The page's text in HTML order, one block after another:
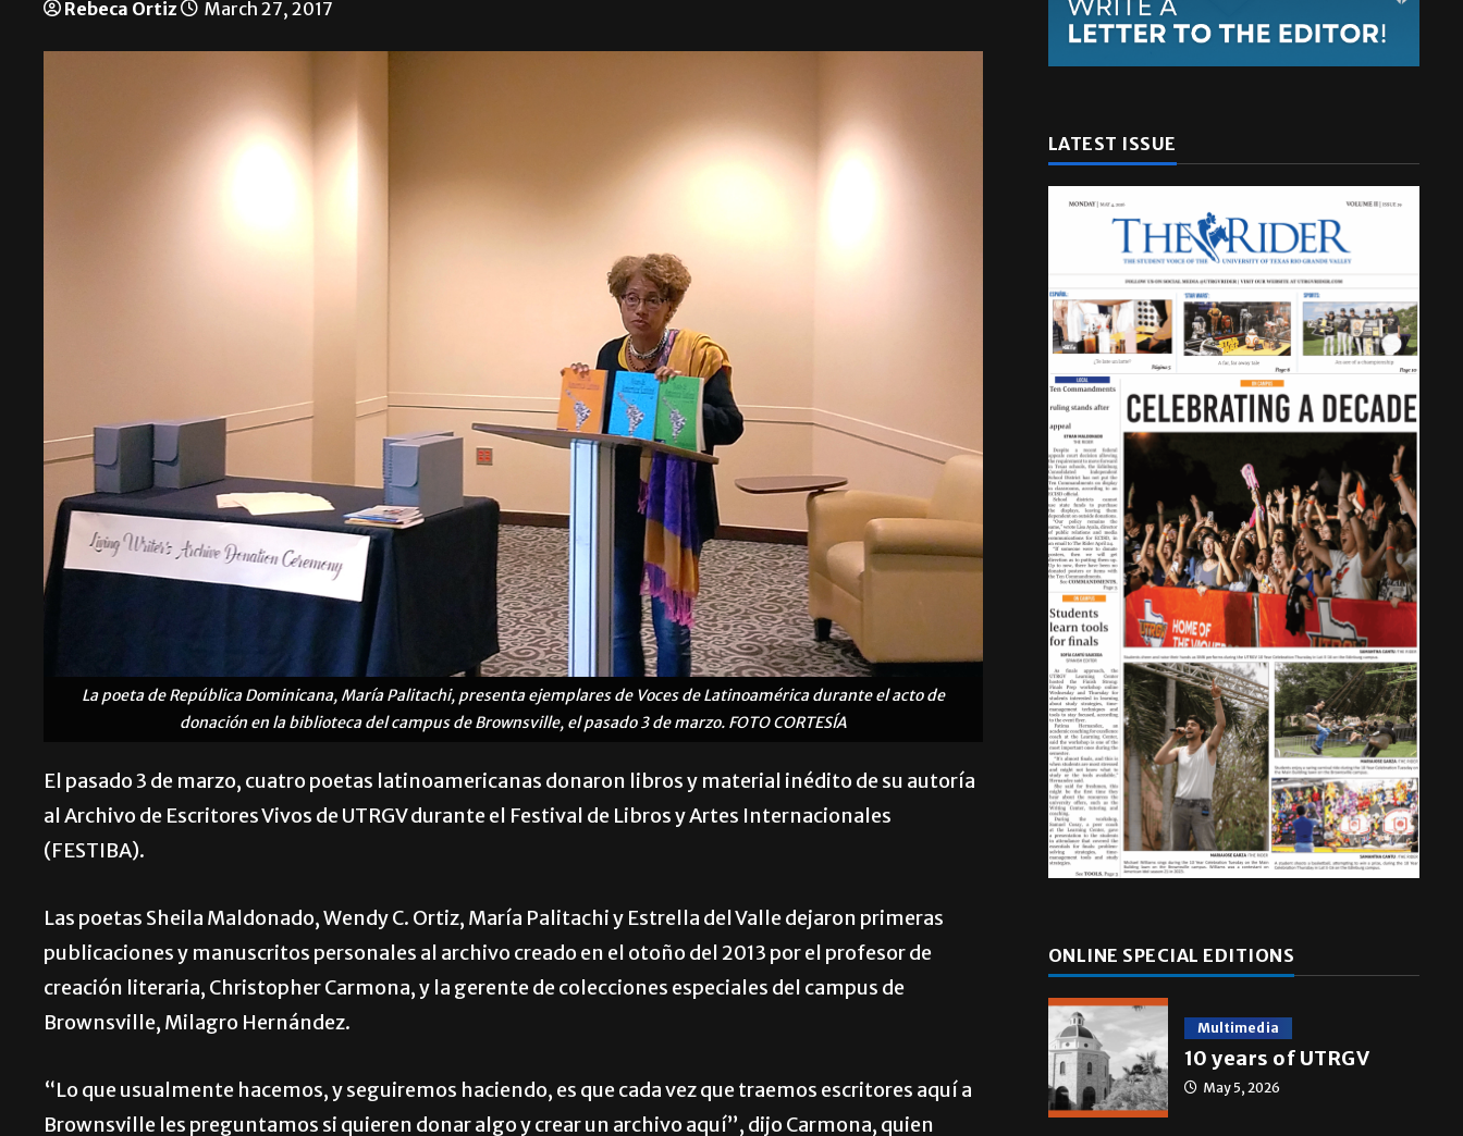
Rebeca Ortiz March 27, 2017
La poeta de República Dominicana, María Palitachi, presenta ejemplares de Voces de Latinoamérica durante el acto de
donación en la biblioteca del campus de Brownsville, el pasado 3 de marzo. FOTO CORTESÍA
El pasado 3 de marzo, cuatro poetas latinoamericanas donaron libros y material inédito de su autoría
al Archivo de Escritores Vivos de UTRGV durante el Festival de Libros y Artes Internacionales
(FESTIBA).
Las poetas Sheila Maldonado, Wendy C. Ortiz, María Palitachi y Estrella del Valle dejaron primeras
publicaciones y manuscritos personales al archivo creado en el otoño del 2013 por el profesor de
creación literaria, Christopher Carmona, y la gerente de colecciones especiales del campus de
Brownsville, Milagro Hernández.
“Lo que usualmente hacemos, y seguiremos haciendo, es que cada vez que traemos escritores aquí a
Brownsville les preguntamos si quieren donar algo y crear un archivo aquí”, dijo Carmona, quien
LATEST ISSUE
ONLINE SPECIAL EDITIONS